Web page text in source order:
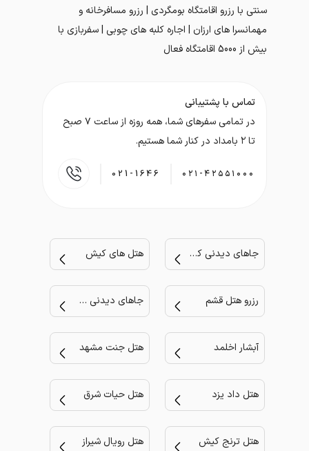
سنتی با رزرو اقامتگاه بومگردی | رزرو مسافرخانه و
مهمانسرا های ارزان | اجاره کلبه های چوبی | سفربازی با
بیش از 5000 اقامتگاه فعال
تماس با پشتیبانی
در تمامی سفر‌های شما، همه روزه از ساعت ۷ صبح
تا ۲ بامداد در کنار شما هستیم.
۰۲۱-۴۲۵۵۱۰۰۰ 021-1646
جاهای دیدنی کیش هتل های کیش
رزرو هتل قشم جاهای دیدنی مشهد
آبشار اخلمد هتل جنت مشهد
هتل داد یزد هتل حیات شرق
هتل ترنج کیش هتل رویال شیراز